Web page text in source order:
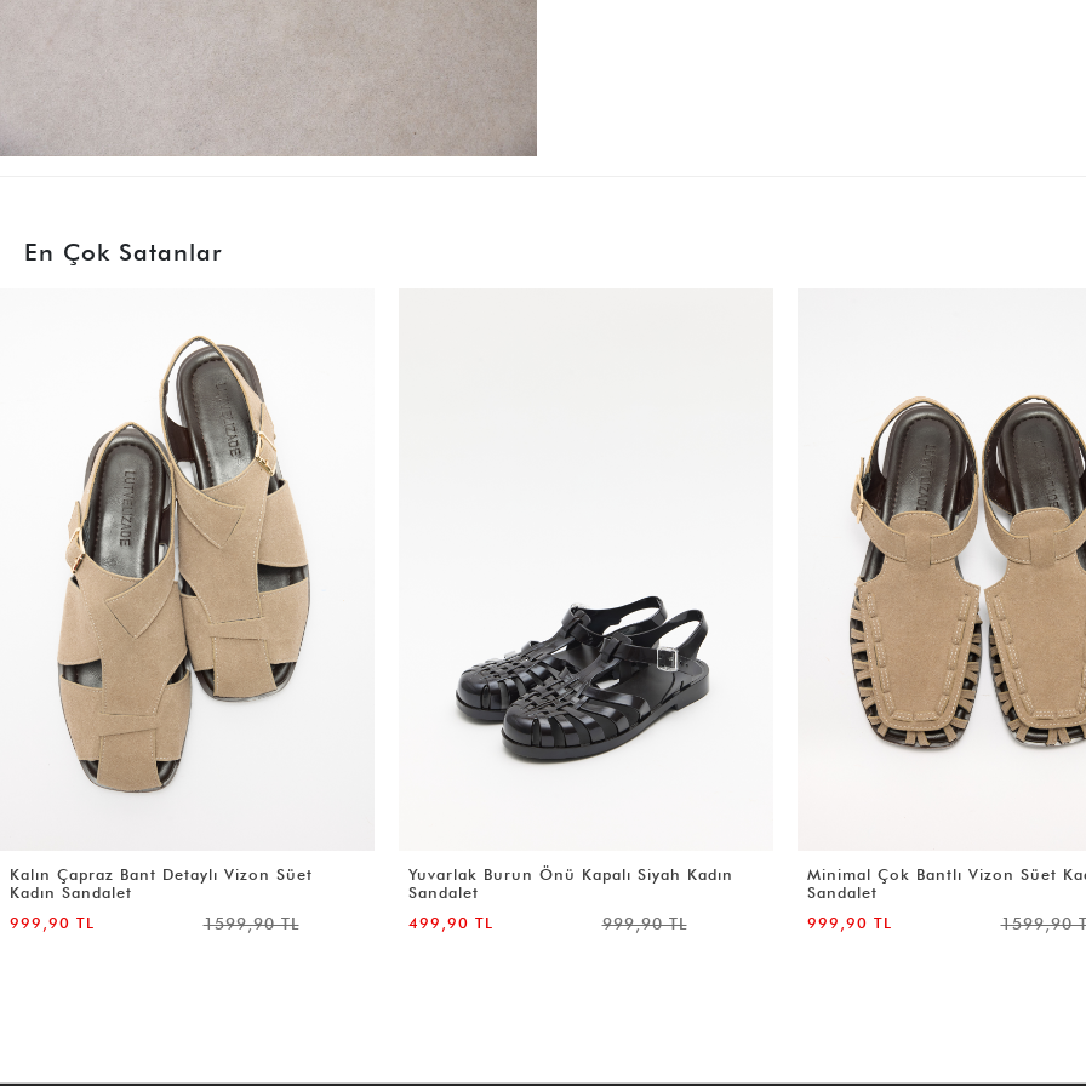
En Çok Satanlar
Yuvarlak Burun Önü Kapalı Siyah Kadın
Sandalet
499,90 TL
999,90 TL
Minimal Çok Bantlı Vizon Süet Kadın
Sandalet
999,90 TL
1599,90 TL
Geçişli Bant Detaylı Acı Kahve
Sandalet
999,90 TL
1599,90